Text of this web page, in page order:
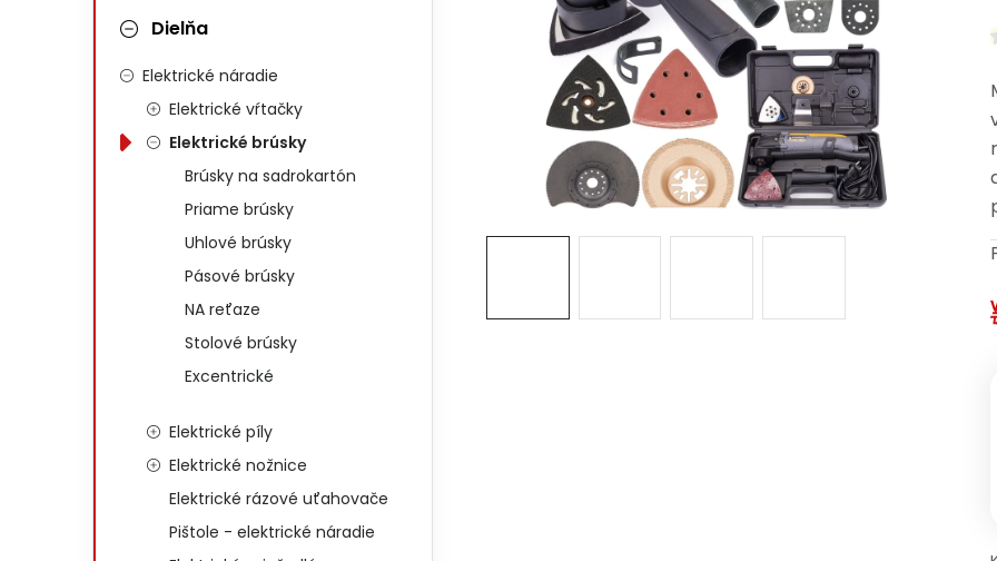
Dielňa
Elektrické náradie
Elektrické vŕtačky
Elektrické brúsky
Brúsky na sadrokartón
Priame brúsky
Uhlové brúsky
Pásové brúsky
NA reťaze
Stolové brúsky
Excentrické
Elektrické píly
Elektrické nožnice
Elektrické rázové uťahovače
Pištole - elektrické náradie